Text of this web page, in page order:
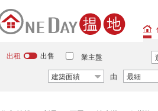
出租 出售 業主盤
建築面績
由 最細